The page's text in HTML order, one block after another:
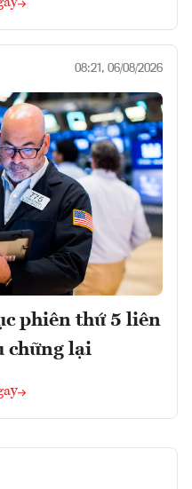
08:21, 06/08/2026
phiên thứ 5 liên
chững lại